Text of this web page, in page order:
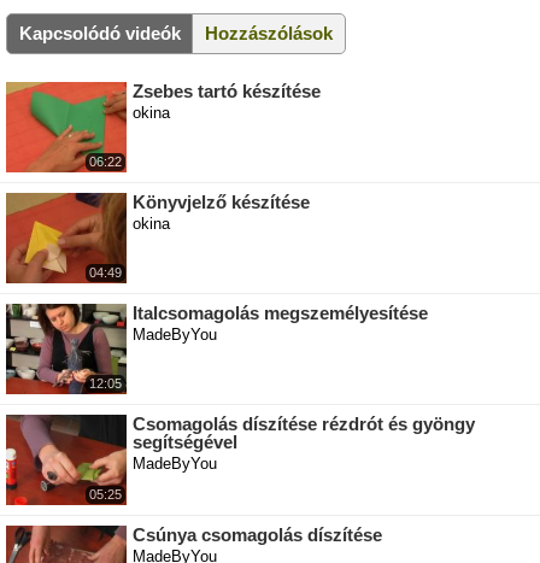
Kapcsolódó videók Hozzászólások
06:22
Zsebes tartó készítése
okina
04:49
Könyvjelző készítése
okina
12:05
Italcsomagolás megszemélyesítése
MadeByYou
05:25
Csomagolás díszítése rézdrót és gyöngy
segítségével
MadeByYou
Csúnya csomagolás díszítése
MadeByYou